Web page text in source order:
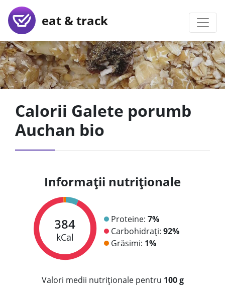
eat & track
Calorii Galete porumb
Auchan bio
Informații nutriționale
384
kCal
Proteine: 7%
Carbohidrați: 92%
Grăsimi: 1%
Valori medii nutriționale pentru 100 g